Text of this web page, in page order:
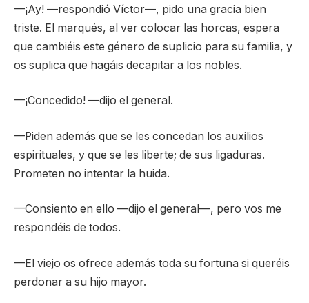
—¡Ay! —respondió Víctor—, pido una gracia bien
triste. El marqués, al ver colocar las horcas, espera
que cambiéis este género de suplicio para su familia, y
os suplica que hagáis decapitar a los nobles.
—¡Concedido! —dijo el general.
—Piden además que se les concedan los auxilios
espirituales, y que se les liberte; de sus ligaduras.
Prometen no intentar la huida.
—Consiento en ello —dijo el general—, pero vos me
respondéis de todos.
—El viejo os ofrece además toda su fortuna si queréis
perdonar a su hijo mayor.